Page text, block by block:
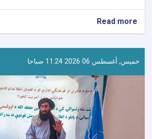
Read more
استعدادات
في
مختلف
لإحياء
يوم
استقلال
أفغانستان
خميس, أغسطس 06 2026 11:24 صباحا